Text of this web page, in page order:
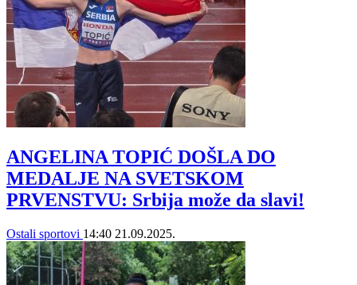
ANGELINA TOPIĆ DOŠLA DO
MEDALJE NA SVETSKOM
PRVENSTVU: Srbija može da slavi!
Ostali sportovi 14:40 21.09.2025.